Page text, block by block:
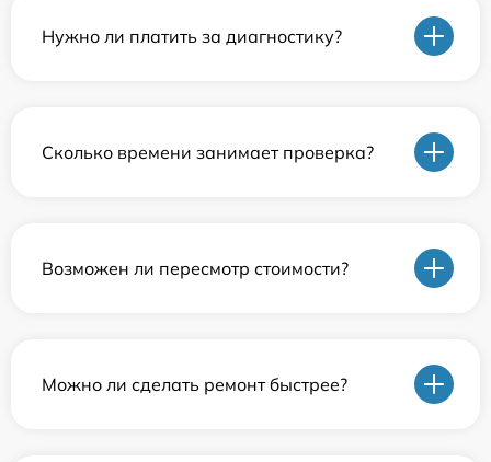
Нужно ли платить за диагностику?
Сколько времени занимает проверка?
Возможен ли пересмотр стоимости?
Можно ли сделать ремонт быстрее?